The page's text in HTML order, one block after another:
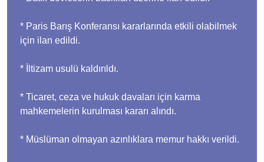
* Paris Barış Konferansı kararlarında etkili olabilmek
için ilan edildi.
* İltizam usulü kaldırıldı.
* Ticaret, ceza ve hukuk davaları için karma
mahkemelerin kurulması kararı alındı.
* Müslüman olmayan azınlıklara memur hakkı verildi.